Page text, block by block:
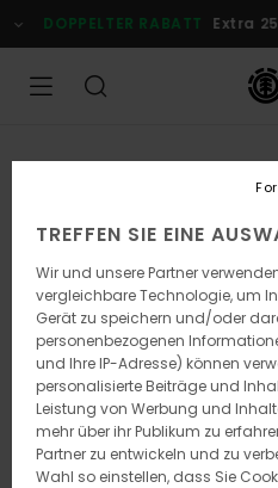
zur
Produktinformation
DOPPELTER RABATT Extra 25
TREFFEN SIE EINE
Wir und unsere Partner
vergleichbare Technologie, um
Gerät zu speichern und/oder
personenbezogenen
und Ihre IP-Adresse) können
personalisierte Beiträge und
Leistung von Werbung und
mehr über ihr Publikum zu
Partner zu entwickeln und zu
Wahl so einstellen, dass Sie